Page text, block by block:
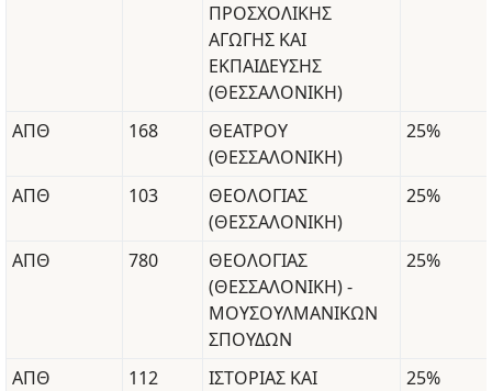
ΠΡΟΣΧΟΛΙΚΗΣ
ΑΓΩΓΗΣ ΚΑΙ
ΕΚΠΑΙΔΕΥΣΗΣ
(ΘΕΣΣΑΛΟΝΙΚΗ)
ΑΠΘ 168
ΘΕΑΤΡΟΥ
(ΘΕΣΣΑΛΟΝΙΚΗ)
25%
ΑΠΘ 103
ΘΕΟΛΟΓΙΑΣ
(ΘΕΣΣΑΛΟΝΙΚΗ)
25%
ΑΠΘ 780
ΘΕΟΛΟΓΙΑΣ
(ΘΕΣΣΑΛΟΝΙΚΗ) -
ΜΟΥΣΟΥΛΜΑΝΙΚΩΝ
ΣΠΟΥΔΩΝ
25%
ΑΠΘ 112
ΙΣΤΟΡΙΑΣ ΚΑΙ
25%